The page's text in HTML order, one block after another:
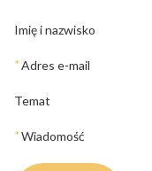
Imię i nazwisko
*Adres e-mail
Temat
*Wiadomość